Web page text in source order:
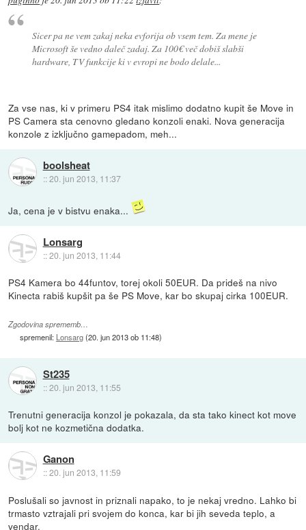
Sicer pa ne vem zakaj neka evforija ob vsem tem. Za mene je
Microsoft še vedno daleč zadaj. Za 100€ več dobiš slabši
hardware, TV funkcije ki v evropi ne bodo delale...
Za vse nas, ki v primeru PS4 itak mislimo dodatno kupit še Move in
PS Camera sta cenovno gledano konzoli enaki. Nova generacija
konzole z izključno gamepadom, meh...
boolsheat
::20. jun 2013, 11:37
Ja, cena je v bistvu enaka...
Lonsarg
::20. jun 2013, 11:44
PS4 Kamera bo 44funtov, torej okoli 50EUR. Da prideš na nivo
Kinecta rabiš kupšit pa še PS Move, kar bo skupaj cirka 100EUR.
Zgodovina sprememb…
spremenil: Lonsarg(20. jun 2013 ob 11:48)
St235
::20. jun 2013, 11:55
Trenutni generacija konzol je pokazala, da sta tako kinect kot move
bolj kot ne kozmetična dodatka.
Ganon
::20. jun 2013, 11:59
Poslušali so javnost in priznali napako, to je nekaj vredno. Lahko bi
trmasto vztrajali pri svojem do konca, kar bi jih seveda teplo, a
vendar.